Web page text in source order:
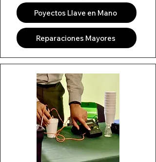
Poyectos Llave en Mano
Reparaciones Mayores